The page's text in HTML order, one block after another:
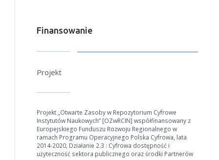
Finansowanie
Projekt
Projekt „Otwarte Zasoby w Repozytorium Cyfrowe
Instytutów Naukowych” [OZwRCIN] współfinansowany z
Europejskiego Funduszu Rozwoju Regionalnego w
ramach Programu Operacyjnego Polska Cyfrowa, lata
2014-2020, Działanie 2.3 : Cyfrowa dostępność i
użyteczność sektora publicznego oraz środki Partnerów